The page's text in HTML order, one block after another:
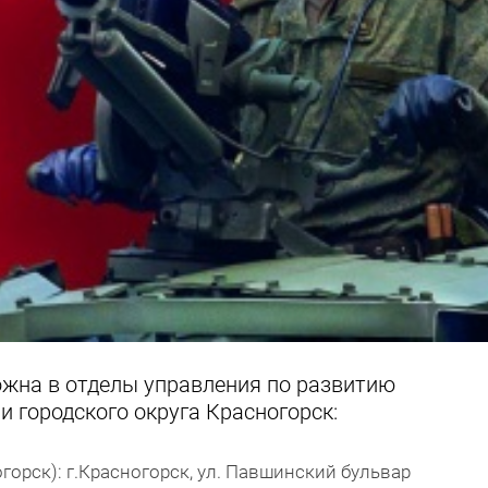
в отделы управления по развитию
округа Красногорск:
г.Красногорск, ул. Павшинский бульвар